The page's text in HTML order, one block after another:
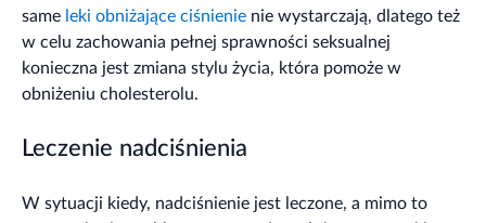
same leki obniżające ciśnienie nie wystarczają, dlatego też
w celu zachowania pełnej sprawności seksualnej
konieczna jest zmiana stylu życia, która pomoże w
obniżeniu cholesterolu.
Leczenie nadciśnienia
W sytuacji kiedy, nadciśnienie jest leczone, a mimo to